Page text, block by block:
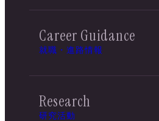
Career Guidance
就職・進路情報
Research
研究活動